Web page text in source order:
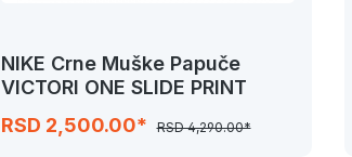
NIKE Crne Muške Papuče
VICTORI ONE SLIDE PRINT
RSD 2,500.00*
RSD 4,290.00*